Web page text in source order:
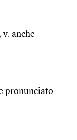
anche
pronunciato